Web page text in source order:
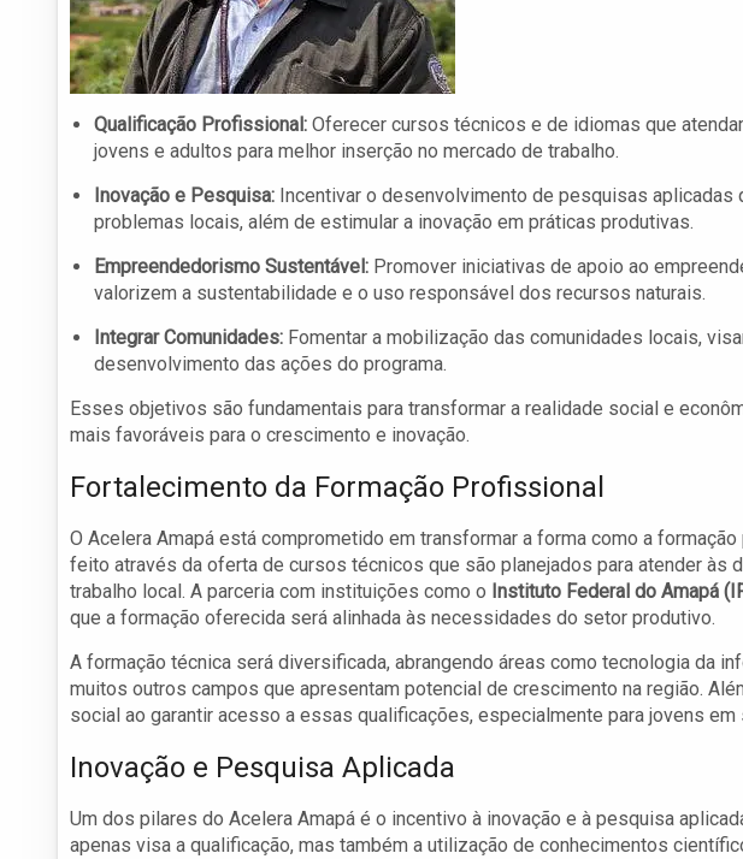
Qualificação Profissional: Oferecer cursos técnicos e de idiomas que
jovens e adultos para melhor inserção no mercado de trabalho.
Inovação e Pesquisa: Incentivar o desenvolvimento de pesquisas aplicadas
problemas locais, além de estimular a inovação em práticas produtivas.
Empreendedorismo Sustentável: Promover iniciativas de apoio ao
valorizem a sustentabilidade e o uso responsável dos recursos naturais.
Integrar Comunidades: Fomentar a mobilização das comunidades locais,
desenvolvimento das ações do programa.
Esses objetivos são fundamentais para transformar a realidade social e
mais favoráveis para o crescimento e inovação.
Fortalecimento da Formação Profissional
O Acelera Amapá está comprometido em transformar a forma como a
feito através da oferta de cursos técnicos que são planejados para atender às
trabalho local. A parceria com instituições como o Instituto Federal do Amapá
que a formação oferecida será alinhada às necessidades do setor produtivo.
A formação técnica será diversificada, abrangendo áreas como tecnologia da
muitos outros campos que apresentam potencial de crescimento na região.
social ao garantir acesso a essas qualificações, especialmente para jovens em
Inovação e Pesquisa Aplicada
Um dos pilares do Acelera Amapá é o incentivo à inovação e à pesquisa
apenas visa a qualificação, mas também a utilização de conhecimentos